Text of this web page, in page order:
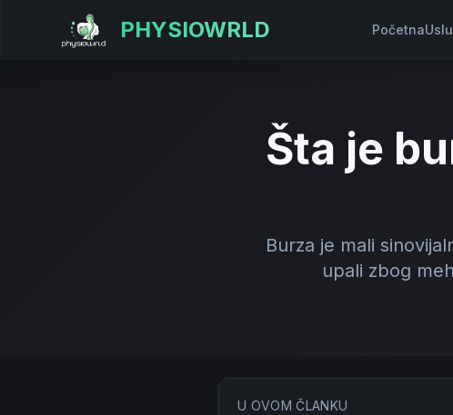
PHYSIOWRLD Početna
Šta je
Burza je mali
upali zbog
U OVOM ČLANKU